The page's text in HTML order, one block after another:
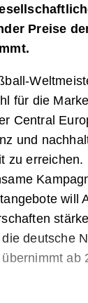
Preise
für die
Central
und
zu
will
deutsche
ab